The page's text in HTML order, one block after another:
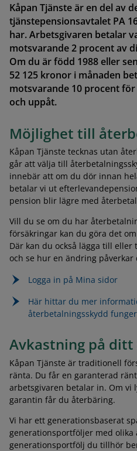
Kåpan Tjänste är en del av
tjänstepensionsavtalet PA
har. Arbetsgivaren betalar
motsvarande 2 procent av
Om du är född 1988 eller
52 125 kronor i månaden
motsvarande 10 procent
och uppåt.
Möjlighet till
Kåpan Tjänste tecknas utan
går att välja till
innebär att om du dör innan
betalar vi ut
pension blir lägre med
Vill du se om du har
försäkringar kan du göra det
Där kan du också lägga till
och se hur en ändring
Logga in på Mina sidor
Här hittar du mer
återbetalningsskydd
Avkastning på ditt
Kåpan Tjänste är traditionell
ränta. Du får en garanterad
arbetsgivaren betalar in. Om vi
garantin får du återbäring.
Vi har ett generationsbaserat
generationsportföljer med
generationsportfölj du tillhör